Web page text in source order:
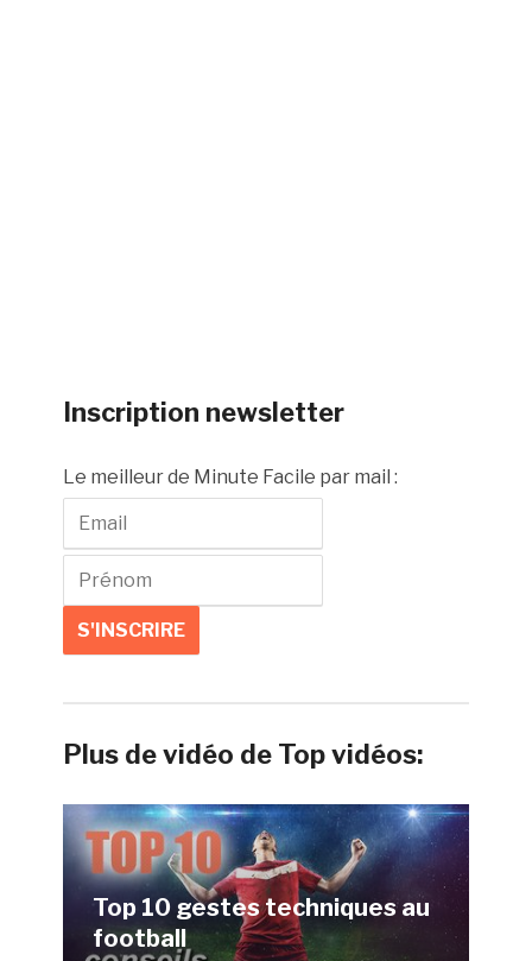
Inscription newsletter
Le meilleur de Minute Facile par mail :
Plus de vidéo de Top vidéos:
Top 10 gestes techniques au
football